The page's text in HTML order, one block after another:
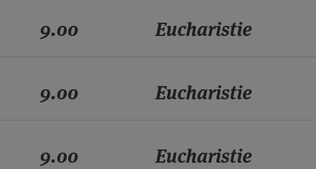
9.00 Eucharistie
9.00 Eucharistie
9.00 Eucharistie